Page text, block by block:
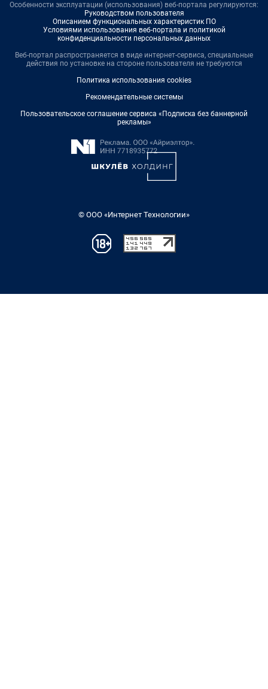
Особенности эксплуатации (использования) веб-портала регулируются:
Руководством пользователя
Описанием функциональных характеристик ПО
Условиями использования веб-портала и политикой
конфиденциальности персональных данных
Веб-портал распространяется в виде интернет-сервиса, специальные
действия по установке на стороне пользователя не требуются
Политика использования cookies
Рекомендательные системы
Пользовательское соглашение сервиса «Подписка без баннерной
рекламы»
© ООО «Интернет Технологии»